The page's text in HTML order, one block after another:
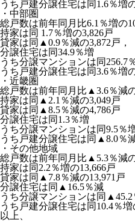
うち戸建分譲住宅は同1.6％増
・中部圏
総戸数は前年同月比6.1％増の
持家は同 1.7％増の3,826戸
貸家は同▲0.9％減の3,872戸，
分譲住宅は同34.9％増
うち分譲マンションは同256.7
うち戸建分譲住宅は同3.6％増
・近畿圏
総戸数は前年同月比▲3.6％減
持家は同▲2.1％減の3,049戸
貸家は同▲8.5％減の4,786戸
分譲住宅は同1.3％増
うち分譲マンションは同9.5％
うち戸建分譲住宅は同▲8.0％
・その他地域
総戸数は前年同月比▲5.3％減
持家は同2.2％増の13,666戸
貸家は同▲7.8％減の13,971戸
分譲住宅は同▲16.5％減
うち分譲マンションは同▲45.2
うち戸建分譲住宅は同10.4％増
以上、